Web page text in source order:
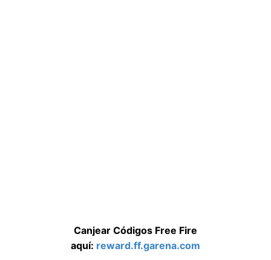
Canjear Códigos Free Fire
aquí: reward.ff.garena.com